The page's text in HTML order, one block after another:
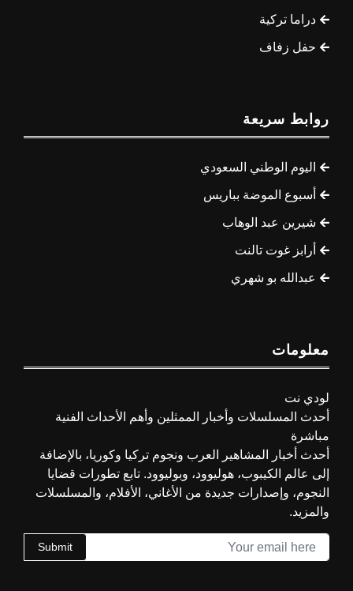
دراما تركية
حفل زفاف
روابط سريعة
اليوم الوطني السعودي
أسبوع الموضة بباريس
شيرين عبد الوهاب
أرابز غوت تالنت
عبدالله بو شهري
معلومات
لودي نت
أحدث المسلسلات وأخبار الممثلين وأهم الأحداث الفنية
مباشرة
أحدث أخبار المشاهير العرب ونجوم تركيا وكوريا، بالإضافة
إلى عالم الكيبوب، هوليوود، وبوليوود. تابع تطورات قضايا
النجوم، وإصدارات جديدة من الأغاني، الأفلام، والمسلسلات
والمزيد.
Submit